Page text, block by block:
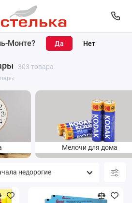
Монте?
303 товара
Мелочи для дома